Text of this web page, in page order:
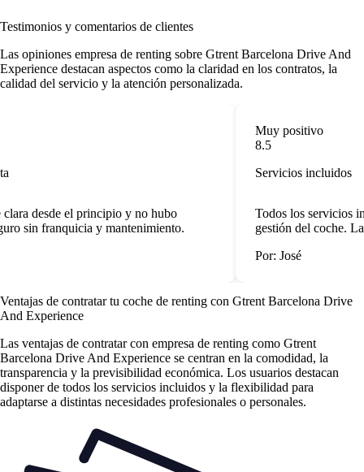
Testimonios y comentarios de clientes
Las opiniones empresa de renting sobre Gtrent Barcelona Drive And
Experience destacan aspectos como la claridad en los contratos, la
calidad del servicio y la atención personalizada.
desde el principio y no hubo
sin franquicia y mantenimiento.
Muy positivo
8.5
Servicios incluidos
Todos los servicios
gestión del coche.
Por: José
Ventajas de contratar tu coche de renting con Gtrent Barcelona Drive
And Experience
Las ventajas de contratar con empresa de renting como Gtrent
Barcelona Drive And Experience se centran en la comodidad, la
transparencia y la previsibilidad económica. Los usuarios destacan
disponer de todos los servicios incluidos y la flexibilidad para
adaptarse a distintas necesidades profesionales o personales.